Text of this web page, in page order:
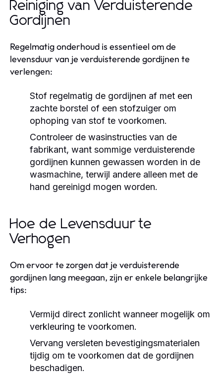
Reiniging van Verduisterende
Gordijnen
Regelmatig onderhoud is essentieel om de
levensduur van je verduisterende gordijnen te
verlengen:
Stof regelmatig de gordijnen af met een
zachte borstel of een stofzuiger om
ophoping van stof te voorkomen.
Controleer de wasinstructies van de
fabrikant, want sommige verduisterende
gordijnen kunnen gewassen worden in de
wasmachine, terwijl andere alleen met de
hand gereinigd mogen worden.
Hoe de Levensduur te
Verhogen
Om ervoor te zorgen dat je verduisterende
gordijnen lang meegaan, zijn er enkele belangrijke
tips:
Vermijd direct zonlicht wanneer mogelijk om
verkleuring te voorkomen.
Vervang versleten bevestigingsmaterialen
tijdig om te voorkomen dat de gordijnen
beschadigen.